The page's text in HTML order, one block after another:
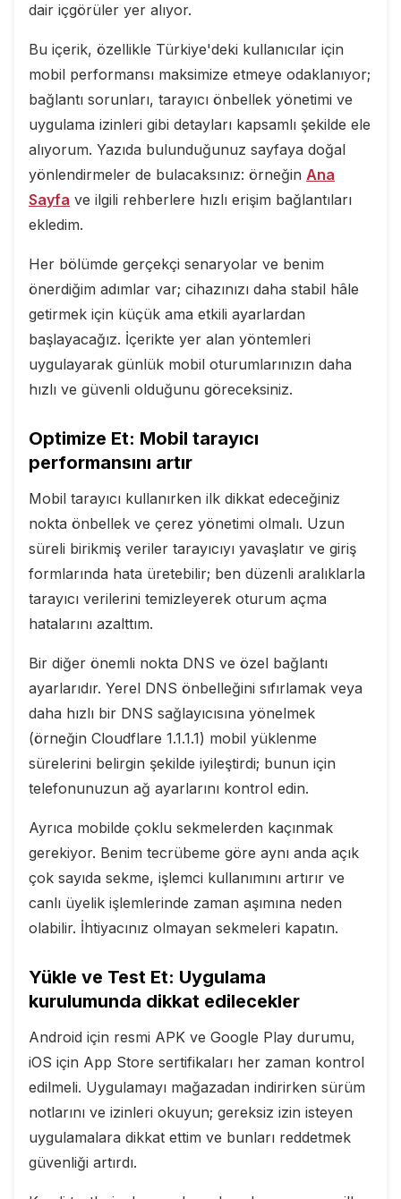
dair içgörüler yer alıyor.
Bu içerik, özellikle Türkiye'deki kullanıcılar için
mobil performansı maksimize etmeye odaklanıyor;
bağlantı sorunları, tarayıcı önbellek yönetimi ve
uygulama izinleri gibi detayları kapsamlı şekilde ele
alıyorum. Yazıda bulunduğunuz sayfaya doğal
yönlendirmeler de bulacaksınız: örneğin Ana
Sayfa ve ilgili rehberlere hızlı erişim bağlantıları
ekledim.
Her bölümde gerçekçi senaryolar ve benim
önerdiğim adımlar var; cihazınızı daha stabil hâle
getirmek için küçük ama etkili ayarlardan
başlayacağız. İçerikte yer alan yöntemleri
uygulayarak günlük mobil oturumlarınızın daha
hızlı ve güvenli olduğunu göreceksiniz.
Optimize Et: Mobil tarayıcı
performansını artır
Mobil tarayıcı kullanırken ilk dikkat edeceğiniz
nokta önbellek ve çerez yönetimi olmalı. Uzun
süreli birikmiş veriler tarayıcıyı yavaşlatır ve giriş
formlarında hata üretebilir; ben düzenli aralıklarla
tarayıcı verilerini temizleyerek oturum açma
hatalarını azalttım.
Bir diğer önemli nokta DNS ve özel bağlantı
ayarlarıdır. Yerel DNS önbelleğini sıfırlamak veya
daha hızlı bir DNS sağlayıcısına yönelmek
(örneğin Cloudflare 1.1.1.1) mobil yüklenme
sürelerini belirgin şekilde iyileştirdi; bunun için
telefonunuzun ağ ayarlarını kontrol edin.
Ayrıca mobilde çoklu sekmelerden kaçınmak
gerekiyor. Benim tecrübeme göre aynı anda açık
çok sayıda sekme, işlemci kullanımını artırır ve
canlı üyelik işlemlerinde zaman aşımına neden
olabilir. İhtiyacınız olmayan sekmeleri kapatın.
Yükle ve Test Et: Uygulama
kurulumunda dikkat edilecekler
Android için resmi APK ve Google Play durumu,
iOS için App Store sertifikaları her zaman kontrol
edilmeli. Uygulamayı mağazadan indirirken sürüm
notlarını ve izinleri okuyun; gereksiz izin isteyen
uygulamalara dikkat ettim ve bunları reddetmek
güvenliği artırdı.